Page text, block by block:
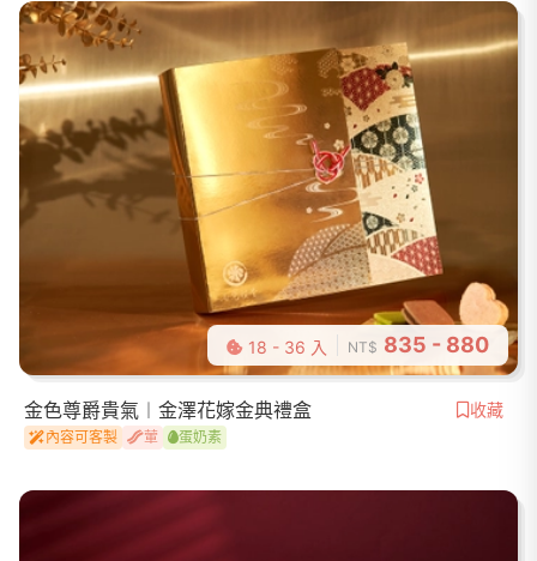
18 - 36 入 NT$ 835 - 880
金色尊爵貴氣︱金澤花嫁金典禮盒 收藏
內容可客製 葷 蛋奶素